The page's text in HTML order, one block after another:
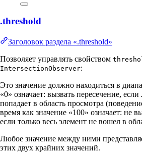
.threshold
Заголовок раздела «.threshold»
Позволяет управлять свойством
IntersectionObserver:
Это значение должно находиться в
«0» означает: вызвать пересечение,
попадает в область просмотра
время как значение «100» означает: не
если только весь элемент не вошел в
Любое значение между ними
этих двух крайних значений.